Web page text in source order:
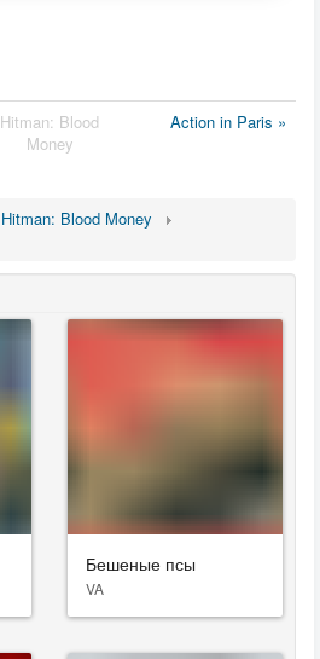
Hitman: Blood
Money
Action in Paris »
Hitman: Blood Money
Бешеные псы
VA